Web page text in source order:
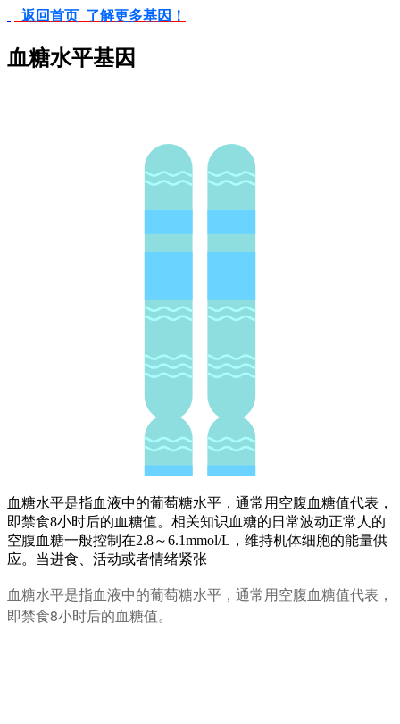
返回首页 了解更多基因！
血糖水平基因
血糖水平是指血液中的葡萄糖水平，通常用空腹血糖值代表，
即禁食8小时后的血糖值。相关知识血糖的日常波动正常人的
空腹血糖一般控制在2.8～6.1mmol/L，维持机体细胞的能量供
应。当进食、活动或者情绪紧张
血糖水平是指血液中的葡萄糖水平，通常用空腹血糖值代表，
即禁食8小时后的血糖值。